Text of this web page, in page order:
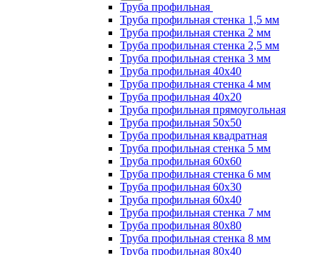
Труба профильная
Труба профильная стенка 1,5 мм
Труба профильная стенка 2 мм
Труба профильная стенка 2,5 мм
Труба профильная стенка 3 мм
Труба профильная 40х40
Труба профильная стенка 4 мм
Труба профильная 40х20
Труба профильная прямоугольная
Труба профильная 50х50
Труба профильная квадратная
Труба профильная стенка 5 мм
Труба профильная 60х60
Труба профильная стенка 6 мм
Труба профильная 60х30
Труба профильная 60х40
Труба профильная стенка 7 мм
Труба профильная 80х80
Труба профильная стенка 8 мм
Труба профильная 80х40